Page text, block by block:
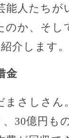
人たちが
のか、そし
介します。
金
まさしさん
30億円も